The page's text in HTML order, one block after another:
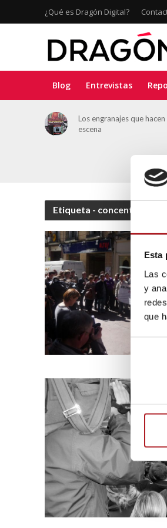
Esta
Las
y
que
e
e
c
c
i
ó
n
e
c
o
¿Qué es Dragón Digital?
Blog Entrevistas
Los engranajes que
escena
Etiqueta - concentración